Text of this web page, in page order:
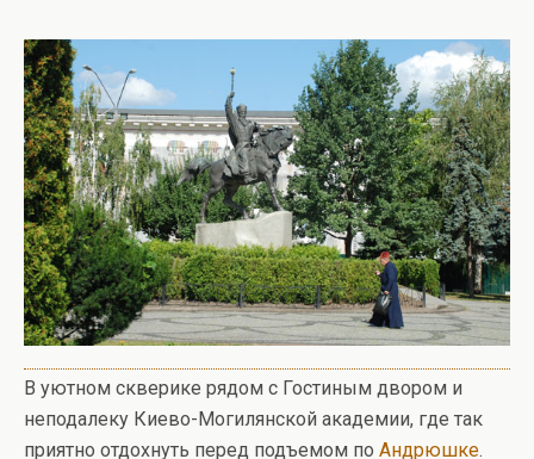
В уютном скверике рядом с Гостиным двором и
неподалеку Киево-Могилянской академии, где так
приятно отдохнуть перед подъемом по Андрюшке.